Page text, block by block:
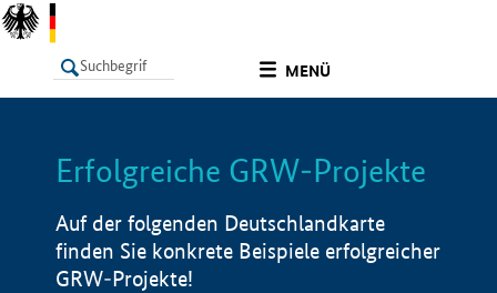
MENÜ
LISTE Info
Erfolgreiche GRW-Projekte
Auf der folgenden Deutschlandkarte
finden Sie konkrete Beispiele erfolgreicher
GRW-Projekte!